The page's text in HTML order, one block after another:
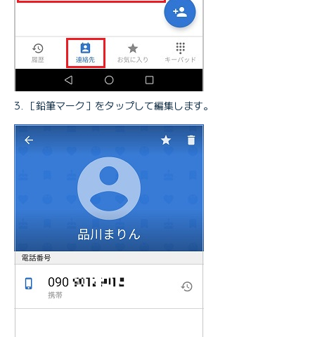
［鉛筆マーク］をタップして編集します。